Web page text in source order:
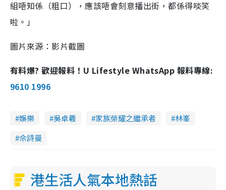
組唔知係（粗口），應該唔會刻意播出街，都係得啖笑
啦。」
圖片來源：影片截圖
有料爆? 歡迎報料！U Lifestyle WhatsApp 報料專線:
9610 1996
娛樂 吳卓羲 家族榮耀之繼承者
林峯
佘詩曼
港生活人氣本地熱話